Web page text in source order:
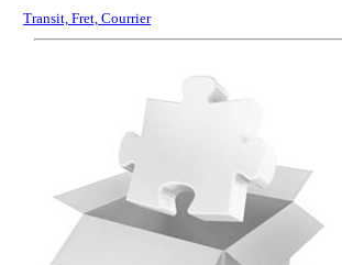
Transit, Fret, Courrier